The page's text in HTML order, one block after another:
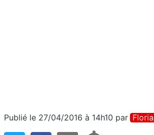
Publié le 27/04/2016 à 14h10 par